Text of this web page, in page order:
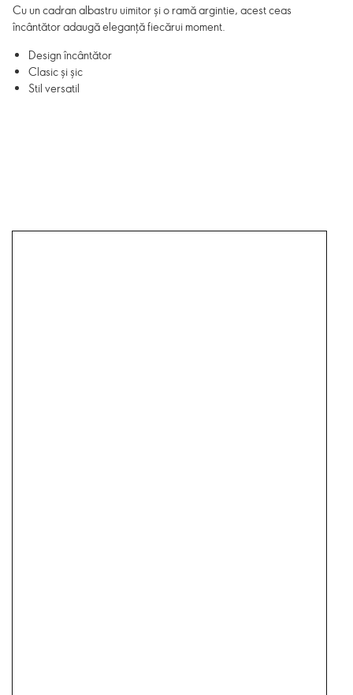
Cu un cadran albastru uimitor și o ramă argintie, acest ceas
încântător adaugă eleganță fiecărui moment.
Design încântător
Clasic și șic
Stil versatil